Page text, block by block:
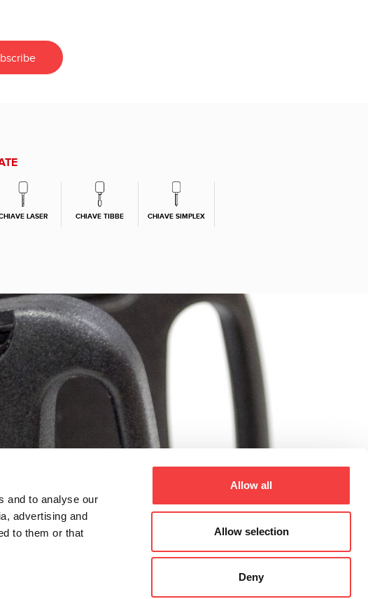
and to analyse our
advertising and
to them or that
Allow all
Allow selection
Deny
LASER CHIAVE TIBBE CHIAVE SIMPLEX